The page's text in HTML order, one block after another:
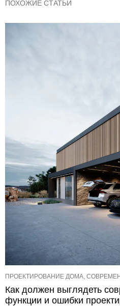
ПОХОЖИЕ СТАТЬИ
ПРОЕКТИРОВАНИЕ ДОМА,
Как должен выглядеть
функции и ошибки